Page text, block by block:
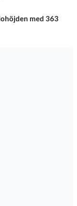
med 363